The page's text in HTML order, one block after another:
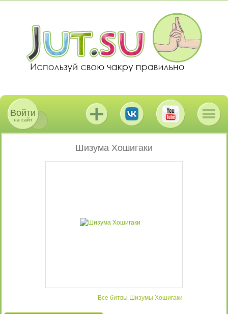
Войти
на сайт
Шизума Хошигаки
Все битвы Шизумы Хошигаки